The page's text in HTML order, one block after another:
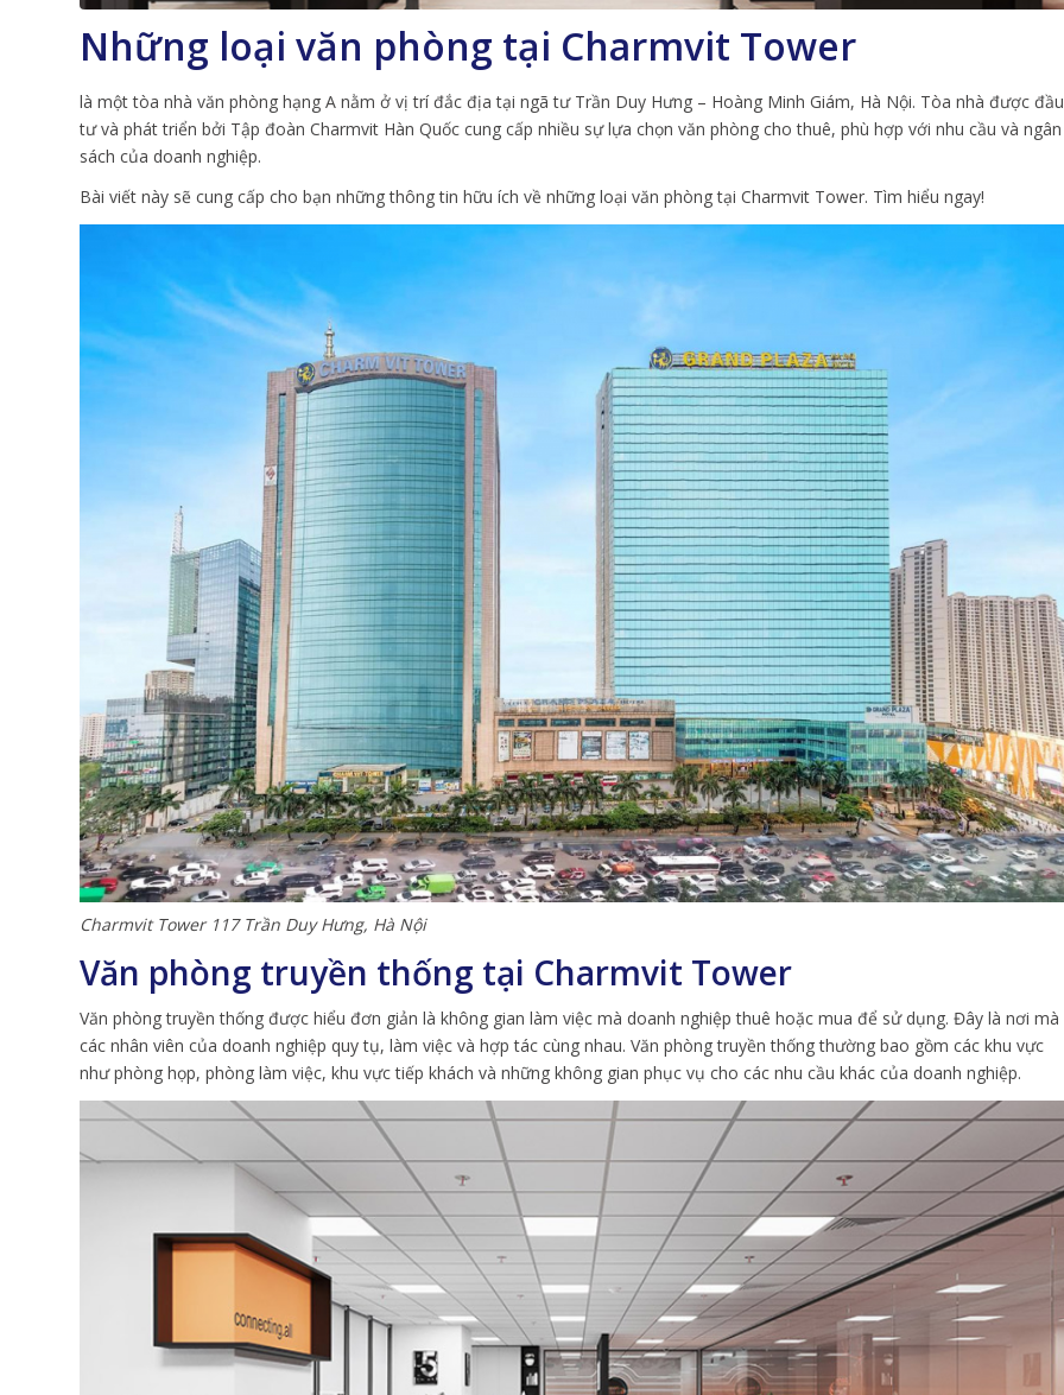
Những loại văn phòng tại Charmvit Tower
là một tòa nhà văn phòng hạng A nằm ở vị trí đắc địa tại ngã tư Trần Duy Hưng – Hoàng Minh Giám, Hà Nội. Tòa nhà được đầu
tư và phát triển bởi Tập đoàn Charmvit Hàn Quốc cung cấp nhiều sự lựa chọn văn phòng cho thuê, phù hợp với nhu cầu và ngân
sách của doanh nghiệp.
Bài viết này sẽ cung cấp cho bạn những thông tin hữu ích về những loại văn phòng tại Charmvit Tower. Tìm hiểu ngay!
Charmvit Tower 117 Trần Duy Hưng, Hà Nội
Văn phòng truyền thống tại Charmvit Tower
Văn phòng truyền thống được hiểu đơn giản là không gian làm việc mà doanh nghiệp thuê hoặc mua để sử dụng. Đây là nơi mà
các nhân viên của doanh nghiệp quy tụ, làm việc và hợp tác cùng nhau. Văn phòng truyền thống thường bao gồm các khu vực
như phòng họp, phòng làm việc, khu vực tiếp khách và những không gian phục vụ cho các nhu cầu khác của doanh nghiệp.